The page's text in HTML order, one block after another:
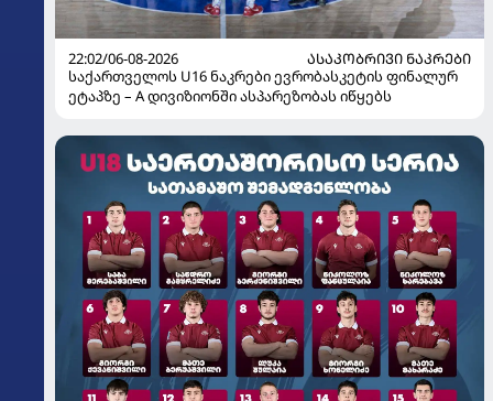
22:02/06-08-2026
ᲐᲡᲐᲙᲝᲑᲠᲘᲕᲘ ᲜᲐᲙᲠᲔᲑᲘ
საქართველოს U16 ნაკრები ევრობასკეტის ფინალურ
ეტაპზე – A დივიზიონში ასპარეზობას იწყებს